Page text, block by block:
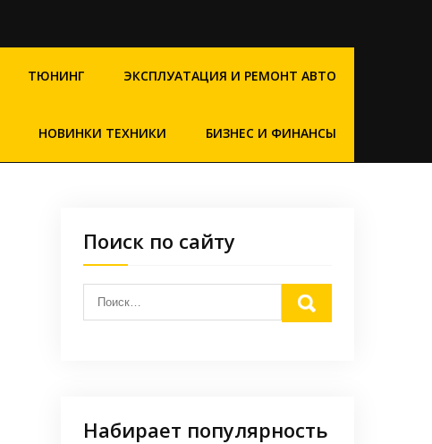
ТЮНИНГ ЭКСПЛУАТАЦИЯ И РЕМОНТ АВТО
НОВИНКИ ТЕХНИКИ БИЗНЕС И ФИНАНСЫ
Поиск по сайту
Набирает популярность